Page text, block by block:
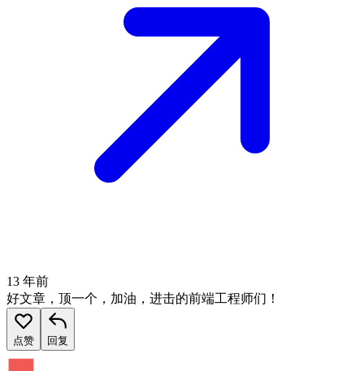
13 年前
好文章，顶一个，加油，进击的前端工程师们！
点赞 回复